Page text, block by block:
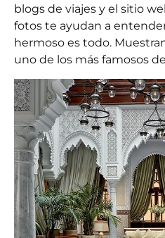
blogs de viajes y el sitio
fotos te ayudan a
hermoso es todo.
uno de los más famosos